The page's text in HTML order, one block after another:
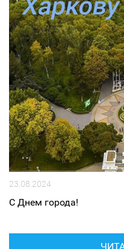
23.08.2024
С Днем города!